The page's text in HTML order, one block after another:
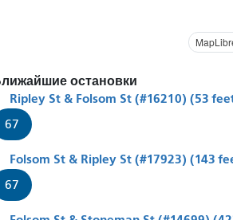
остановки
Ripley St & Folsom St (#16210) (53
67
Folsom St & Ripley St (#17923) (143
67